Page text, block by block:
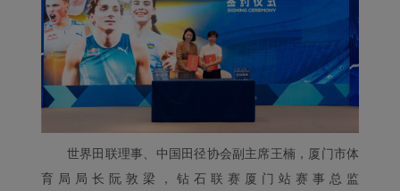
世界田联理事、中国田径协会副主席王楠，厦门市体
育局局长阮敦梁，钻石联赛厦门站赛事总监
在您的同意下，我们还将
使用营销Cookie (i) 分析
我们的营销绩效 (ii) 个性
化我们广告中的优惠信
息。 通过放置这些
Cookie，厦门航空和第三
方可以跟踪您的互联网行
为以使我们的内容和广告